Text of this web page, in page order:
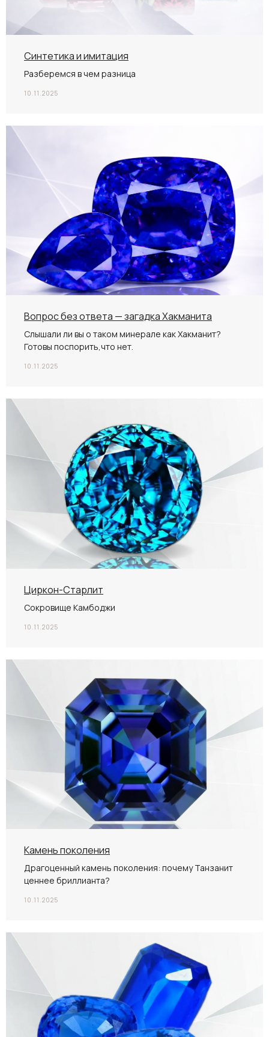
Синтетика и имитация
Разберемся в чем разница
10.11.2025
Вопрос без ответа — загадка Хакманита
Слышали ли вы о таком минерале как Хакманит?
Готовы поспорить,что нет.
10.11.2025
Циркон-Старлит
Сокровище Камбоджи
10.11.2025
Камень поколения
Драгоценный камень поколения: почему Танзанит
ценнее бриллианта?
10.11.2025